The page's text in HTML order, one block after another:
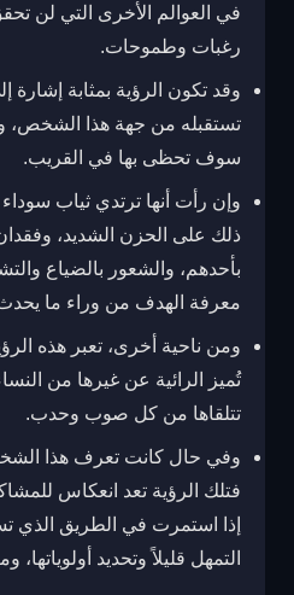
في العوالم الأخرى التي لن
رغبات وطموحات.
وقد تكون الرؤية بمثابة
تستقبله من جهة هذا الشخص،
سوف تحظى بها في القريب.
وإن رأت أنها ترتدي ثياب سوداء
ذلك على الحزن الشديد،
بأحدهم، والشعور بالضياع
معرفة الهدف من وراء ما
ومن ناحية أخرى، تعبر هذه
تُميز الرائية عن غيرها من
تتلقاها من كل صوب وحدب.
وفي حال كانت تعرف هذا
فتلك الرؤية تعد انعكاس
إذا استمرت في الطريق الذي
التمهل قليلاً وتحديد